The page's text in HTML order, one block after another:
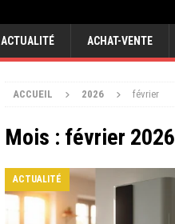
ACTUALITÉ ACHAT-VENTE
ACCUEIL 2026 février
Mois : février 2026
ACTUALITÉ